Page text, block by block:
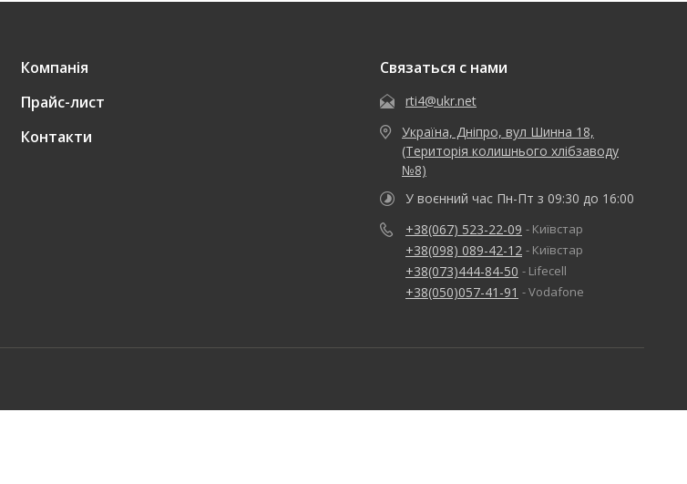
Компанія
Прайс-лист
Контакти
Связаться с нами
rti4@ukr.net
Україна, Дніпро, вул Шинна 18,
(Територія колишнього хлібзаводу
№8)
У воєнний час Пн-Пт з 09:30 до 16:00
+38(067) 523-22-09 - Київстар
+38(098) 089-42-12 - Київстар
+38(073)444-84-50 - Lifecell
+38(050)057-41-91 - Vodafone